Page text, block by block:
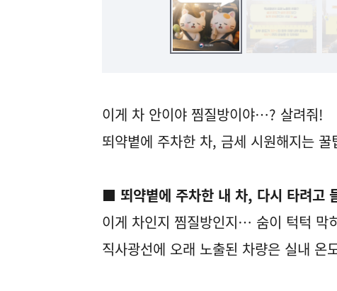
이게 차 안이야 찜질방이야…? 살려줘!
뙤약볕에 주차한 차, 금세 시원해지는 꿀
■ 뙤약볕에 주차한 내 차, 다시 타려고
이게 차인지 찜질방인지… 숨이 턱턱 막
직사광선에 오래 노출된 차량은 실내 온